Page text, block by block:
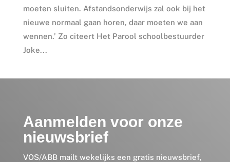
moeten sluiten. Afstandsonderwijs zal ook bij het
nieuwe normaal gaan horen, daar moeten we aan
wennen.’ Zo citeert Het Parool schoolbestuurder
Joke...
Aanmelden voor onze
nieuwsbrief
VOS/ABB mailt wekelijks een gratis nieuwsbrief,